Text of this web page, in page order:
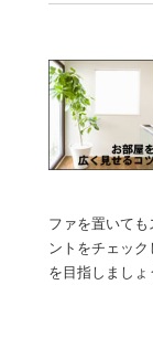
ファを置いて
ントをチェッ
を目指しまし